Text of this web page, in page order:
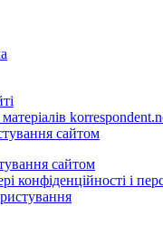
сайтом
сайтом
конфіденційності і